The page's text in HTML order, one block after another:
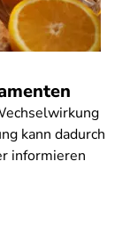
kann dadurch
informieren